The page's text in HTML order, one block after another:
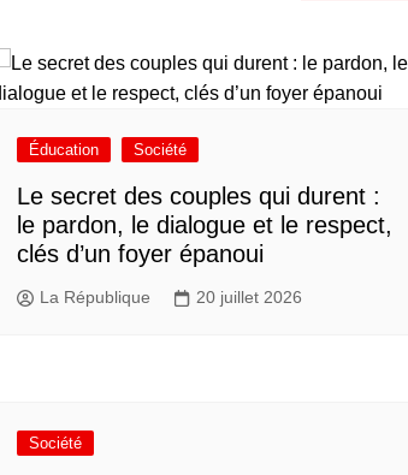
Éducation Société
Le secret des couples qui durent :
le pardon, le dialogue et le respect,
clés d’un foyer épanoui
La République 20 juillet 2026
Société